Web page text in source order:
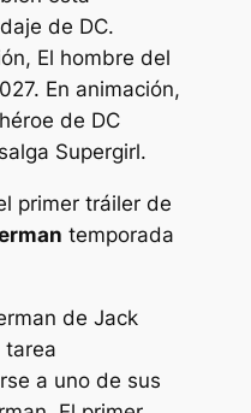
de DC.
El hombre del
En animación,
de DC
Supergirl.
primer tráiler de
temporada
de Jack
tarea
a uno de sus